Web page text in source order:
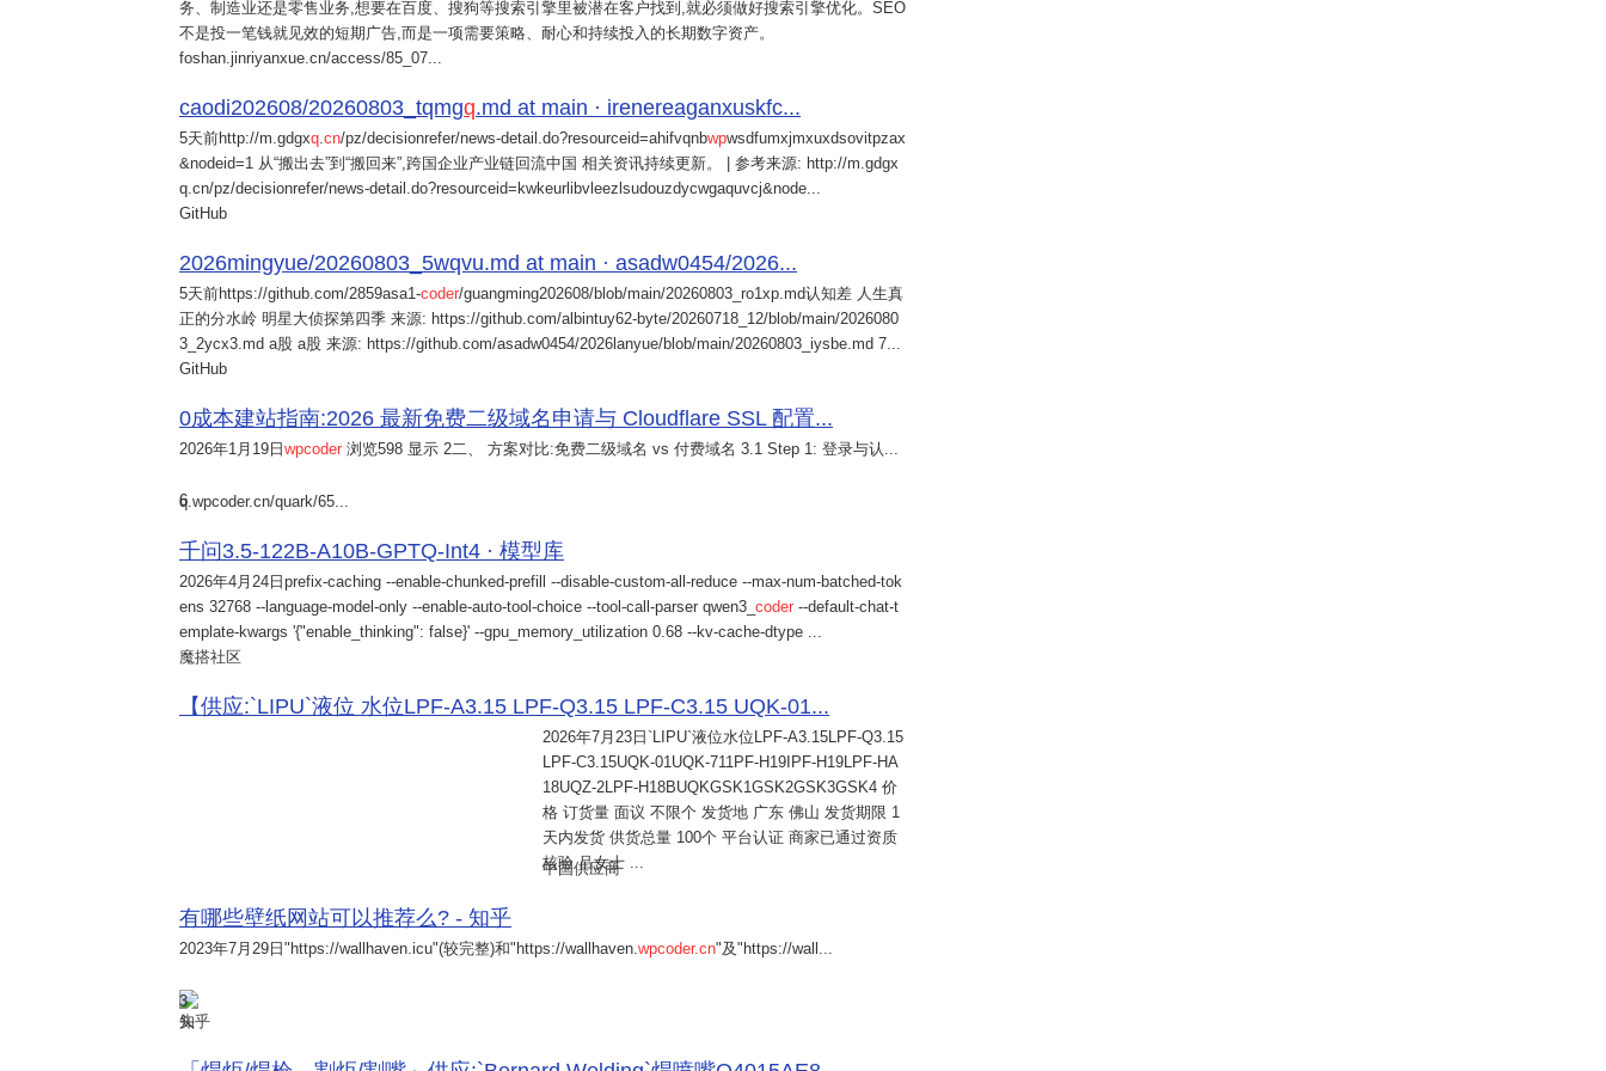
务、制造业还是零售业务,想要在百度、搜狗等搜索引擎里被潜在客户找到,就必须做好搜索引擎优化。SEO
不是投一笔钱就见效的短期广告,而是一项需要策略、耐心和持续投入的长期数字资产。
foshan.jinriyanxue.cn/access/85_07...
caodi202608/20260803_tqmgq.md at main · irenereaganxuskfc...
5天前http://m.gdgxq cn/pz/decisionrefer/news-detail.do?resourceid=ahifvqnbwpwsdfumxjmxuxdsovitpzax
&nodeid=1 从“搬出去”到“搬回来”,跨国企业产业链回流中国 相关资讯持续更新。 | 参考来源: http://m.gdgx
q.cn/pz/decisionrefer/news-detail.do?resourceid=kwkeurlibvleezlsudouzdycwgaquvcj&node...
GitHub
2026mingyue/20260803_5wqvu.md at main · asadw0454/2026...
5天前https://github.com/2859asa1-coder/guangming202608/blob/main/20260803_ro1xp.md认知差 人生真
正的分水岭 明星大侦探第四季 来源: https://github.com/albintuy62-byte/20260718_12/blob/main/2026080
3_2ycx3.md a股 a股 来源: https://github.com/asadw0454/2026lanyue/blob/main/20260803_iysbe.md 7...
GitHub
0成本建站指南:2026 最新免费二级域名申请与 Cloudflare SSL 配置...
2026年1月19日wpcoder 浏览598 显示 2二、 方案对比:免费二级域名 vs 付费域名 3.1 Step 1: 登录与认...
6
q.wpcoder.cn/quark/65...
千问3.5-122B-A10B-GPTQ-Int4 · 模型库
2026年4月24日 prefix-caching --enable-chunked-prefill --disable-custom-all-reduce --max-num-batched-tok
ens 32768 --language-model-only --enable-auto-tool-choice --tool-call-parser qwen3_ coder --default-chat-t
emplate-kwargs '{"enable_thinking": false}' --gpu_memory_utilization 0.68 --kv-cache-dtype ...
魔搭社区
【供应:`LIPU`液位 水位LPF-A3.15 LPF-Q3.15 LPF-C3.15 UQK-01...
2026年7月23日 `LIPU`液位水位LPF-A3.15LPF-Q3.15
LPF-C3.15UQK-01UQK-711PF-H19IPF-H19LPF-HA
18UQZ-2LPF-H18BUQKGSK1GSK2GSK3GSK4 价
格 订货量 面议 不限个 发货地 广东 佛山 发货期限 1
天内发货 供货总量 100个 平台认证 商家已通过资质
核验 吕女士 ...
中国供应商
有哪些壁纸网站可以推荐么? - 知乎
2023年7月29日 "https://wallhaven.icu"(较完整)和"https://wallhaven.wpcoder.cn"及"https://wall...
3
知乎